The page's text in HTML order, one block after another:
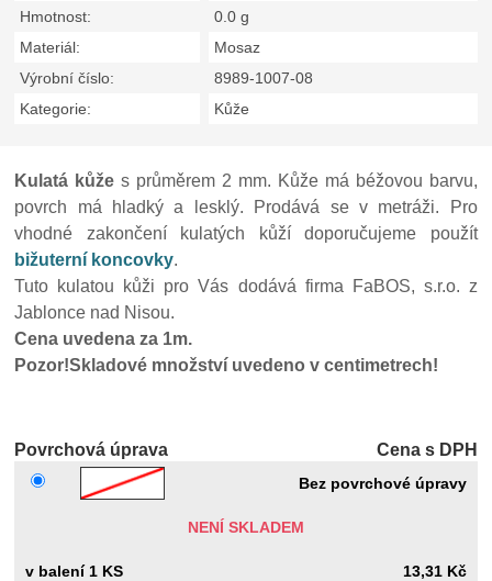
Hmotnost:
0.0 g
Materiál:
Mosaz
Výrobní číslo:
8989-1007-08
Kategorie:
Kůže
Kulatá kůže s průměrem 2 mm. Kůže má béžovou barvu,
povrch má hladký a lesklý. Prodává se v metráži. Pro
vhodné zakončení kulatých kůží doporučujeme použít
bižuterní koncovky.
Tuto kulatou kůži pro Vás dodává firma FaBOS, s.r.o. z
Jablonce nad Nisou.
Cena uvedena za 1m.
Pozor!Skladové množství uvedeno v centimetrech!
Povrchová úprava Cena s DPH
Bez povrchové úpravy
NENÍ SKLADEM
1 KS 13,31 Kč